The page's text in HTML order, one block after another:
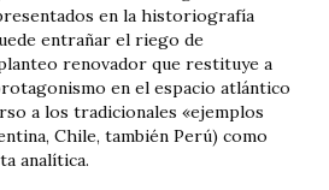
en la historiografía
entrañar el riego de
renovador que restituye a
en el espacio atlántico
a los tradicionales «ejemplos
Chile, también Perú) como
analítica.